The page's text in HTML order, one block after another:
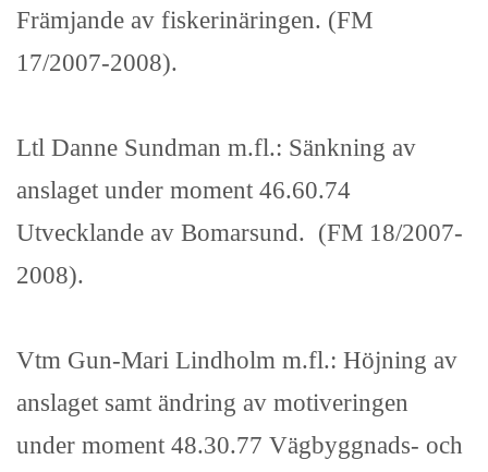
Främjande av fiskerinäringen. (FM
17/2007-2008).
Ltl Danne Sundman m.fl.: Sänkning av
anslaget under moment 46.60.74
Utvecklande av Bomarsund. (FM 18/2007-
2008).
Vtm Gun-Mari Lindholm m.fl.: Höjning av
anslaget samt ändring av motiveringen
under moment 48.30.77 Vägbyggnads- och